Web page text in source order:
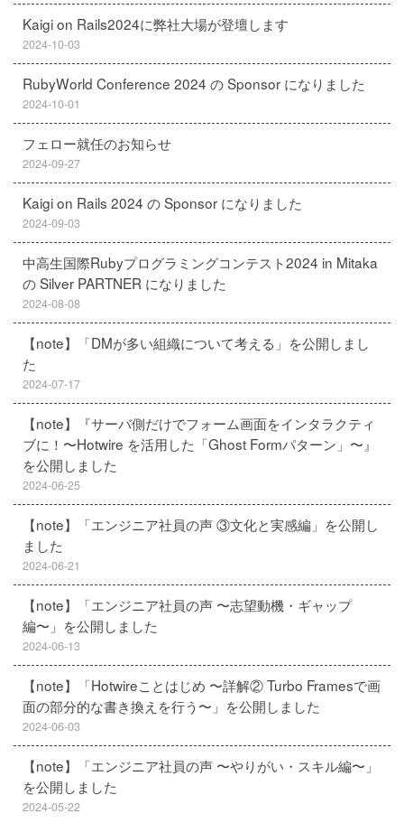
Kaigi on Rails2024に弊社大場が登壇します
2024-10-03
RubyWorld Conference 2024 の Sponsor になりました
2024-10-01
フェロー就任のお知らせ
2024-09-27
Kaigi on Rails 2024 の Sponsor になりました
2024-09-03
中高生国際Rubyプログラミングコンテスト2024 in Mitaka
の Silver PARTNER になりました
2024-08-08
【note】「DMが多い組織について考える」を公開しまし
た
2024-07-17
【note】『サーバ側だけでフォーム画面をインタラクティ
ブに！〜Hotwire を活用した「Ghost Formパターン」〜』
を公開しました
2024-06-25
【note】「エンジニア社員の声 ③文化と実感編」を公開し
ました
2024-06-21
【note】「エンジニア社員の声 〜志望動機・ギャップ
編〜」を公開しました
2024-06-13
【note】「Hotwireことはじめ 〜詳解② Turbo Framesで画
面の部分的な書き換えを行う〜」を公開しました
2024-06-03
【note】「エンジニア社員の声 〜やりがい・スキル編〜」
を公開しました
2024-05-22